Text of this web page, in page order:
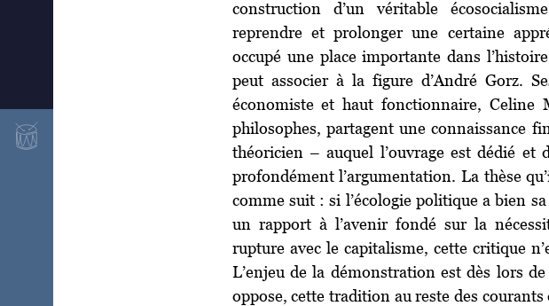
construction d’un véritable
reprendre et prolonger une certaine
occupé une place importante dans
peut associer à la figure d’André Gorz.
économiste et haut fonctionnaire, Celine
philosophes, partagent une connaissance
théoricien – auquel l’ouvrage est dédié et
profondément l’argumentation. La thèse
comme suit : si l’écologie politique a bien
un rapport à l’avenir fondé sur la
rupture avec le capitalisme, cette critique
L’enjeu de la démonstration est dès lors
oppose, cette tradition au reste des courants